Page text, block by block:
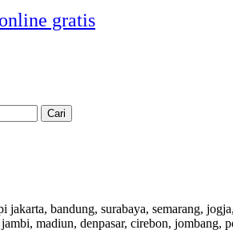
gratis
jakarta, bandung, surabaya, semarang,
madiun, denpasar, cirebon,